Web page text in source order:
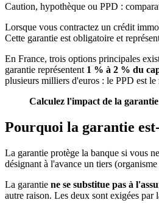
Caution, hypothèque ou PPD :
Lorsque vous contractez un crédit
Cette garantie est obligatoire et
En France, trois options principales
garantie représentent 1 % à 2 % du
plusieurs milliers d'euros : le PPD est
Calculez l'impact de la
Pourquoi la garantie
La garantie protège la banque si vous
désignant à l'avance un tiers
La garantie ne se substitue pas à
autre raison. Les deux sont exigées